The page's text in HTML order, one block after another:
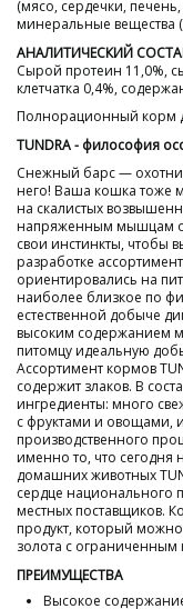
(мясо, сердечки,
минеральные вещества
АНАЛИТИЧЕСКИЙ
Cырой протеин 11,0%,
клетчатка 0,4%,
Полнорационный корм
TUNDRA - философия
Снежный барс —
него! Ваша кошка тоже
на скалистых
напряженным мышцам
свои инстинкты, чтобы
разработке
ориентировались на
наиболее близкое по
естественной добыче
высоким содержанием
питомцу идеальную
Ассортимент кормов
содержит злаков. В
ингредиенты: много
с фруктами и овощами,
производственного
именно то, что
домашних животных
сердце национального
местных поставщиков.
продукт, который
золота с ограниченным
ПРЕИМУЩЕСТВА
Высокое